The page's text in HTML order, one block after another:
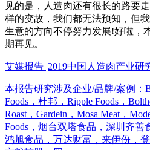
见的是，人造肉还有很长的路要
样的变故，我们都无法预知，但
生意的方向不停努力发展!好啦，
期再见。
艾媒报告 |2019中国人造肉产业研
本报告研究涉及企业/品牌/案例：
Foods，杜邦，Ripple Foods，
Roast，Gardein，Mosa Meat，
Foods，烟台双塔食品，深圳齐
鸿旭食品，万达财富，来伊份，